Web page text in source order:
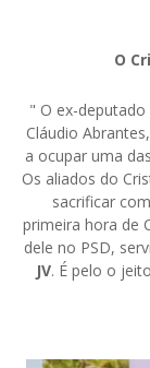
O
" O ex-
Cláudio
a ocupar uma
Os aliados do
sacrificar
primeira hora de
dele no PSD,
JV. É pelo o